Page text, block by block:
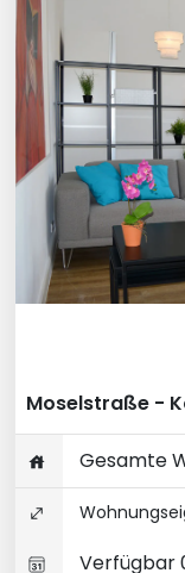
Moselstraße -
Gesamte
Verfügbar